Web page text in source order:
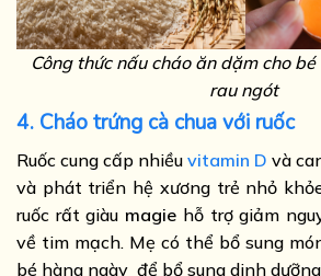
Công thức nấu cháo ăn dặm cho
rau ngót
4. Cháo trứng cà chua với ruốc
Ruốc cung cấp nhiều vitamin D và
và phát triển hệ xương trẻ nhỏ
ruốc rất giàu magie hỗ trợ giảm
về tim mạch. Mẹ có thể bổ sung
bé hàng ngày để bổ sung dinh